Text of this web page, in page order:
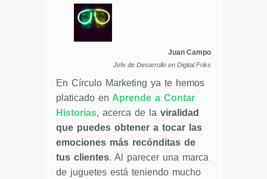
Juan Campo
Jefe de Desarrollo en Digital Friks
En Círculo Marketing ya te hemos
platicado en Aprende a Contar
Historias, acerca de la viralidad
que puedes obtener a tocar las
emociones más recónditas de
tus clientes. Al parecer una marca
de juguetes está teniendo mucho